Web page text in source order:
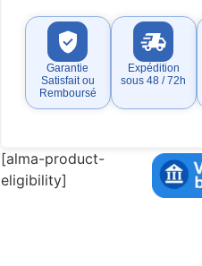
Garantie
Satisfait ou
Remboursé
Expédition
sous 48 / 72h
[alma-product-
eligibility]